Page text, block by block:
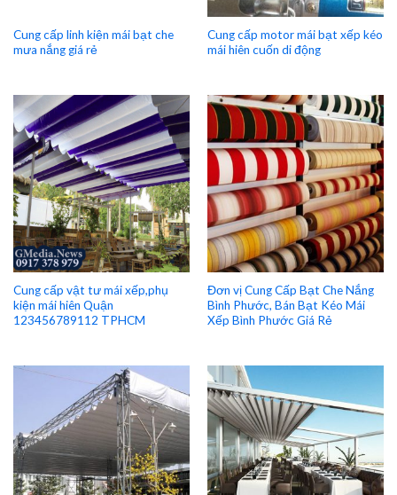
Cung cấp linh kiện mái bạt che
mưa nắng giá rẻ
Cung cấp motor mái bạt xếp kéo
mái hiên cuốn di động
Cung cấp vật tư mái xếp,phụ
kiện mái hiên Quận
123456789112 TPHCM
Đơn vị Cung Cấp Bạt Che Nắng
Bình Phước, Bán Bạt Kéo Mái
Xếp Bình Phước Giá Rẻ